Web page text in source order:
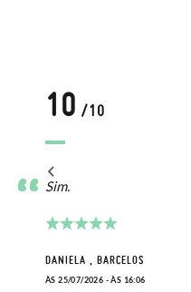
10 /10
Sim.
DANIELA , BARCELOS
ÀS 25/07/2026 - ÀS 16:06